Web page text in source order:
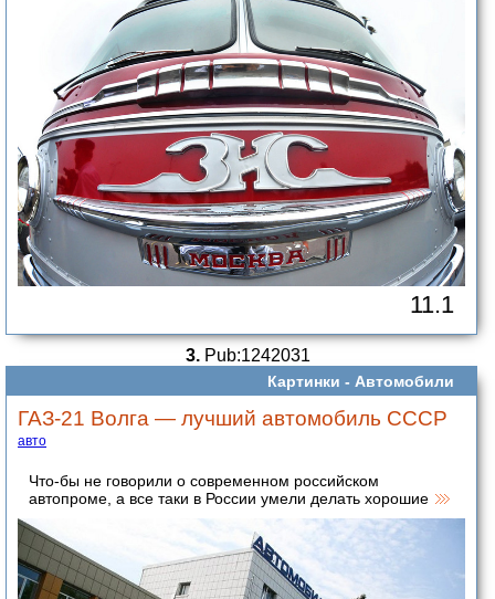
11.1
3.Pub:1242031
Картинки - Автомобили
ГАЗ-21 Волга — лучший автомобиль СССР
авто
Что-бы не говорили о современном российском
автопроме, а все таки в России умели делать хорошие